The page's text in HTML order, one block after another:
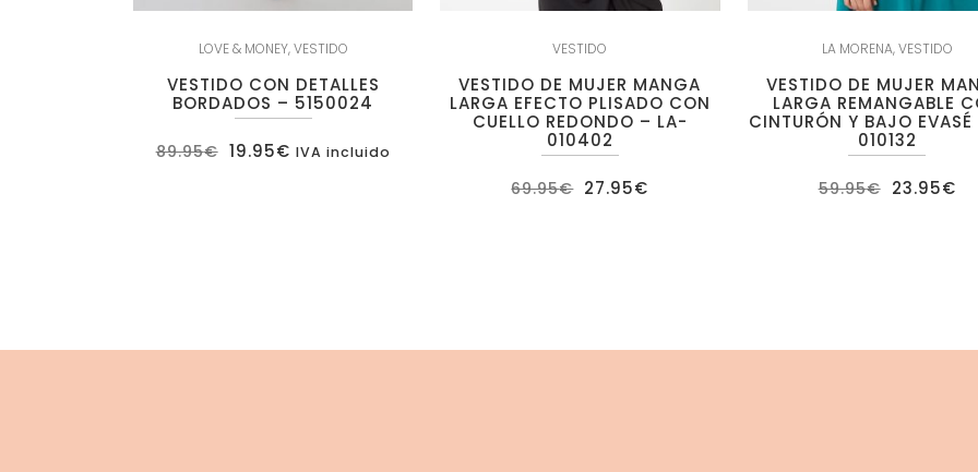
LOVE & MONEY,VESTIDO
VESTIDO CON DETALLES
BORDADOS – 5150024
89.95€ El
precio
19.95€El
precio
IVA incluido
VESTIDO
VESTIDO DE MUJER MANGA
LARGA EFECTO PLISADO CON
CUELLO REDONDO – LA-
010402
69.95€ El
precio
27.95€
LA MORENA,VESTIDO
VESTIDO DE MUJER
LARGA REMANGABLE
CINTURÓN Y BAJO
010132
59.95€ El
precio
23.95€El